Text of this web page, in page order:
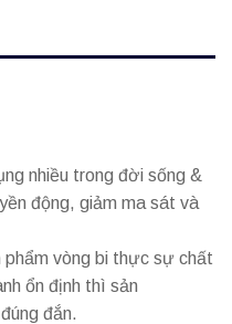
nhiều trong đời sống &
động, giảm ma sát và
phẩm vòng bi thực sự chất
ổn định thì sản
đắn.